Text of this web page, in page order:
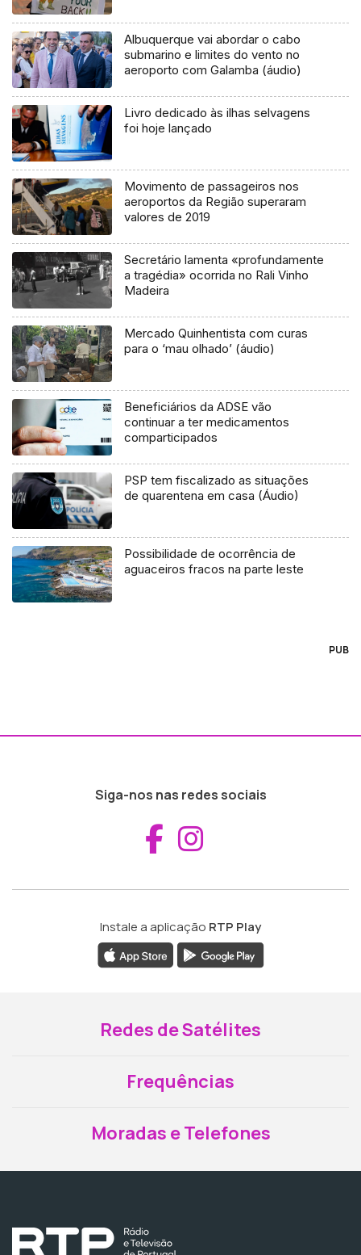
Albuquerque vai abordar o cabo
submarino e limites do vento no
aeroporto com Galamba (áudio)
Livro dedicado às ilhas selvagens
foi hoje lançado
Movimento de passageiros nos
aeroportos da Região superaram
valores de 2019
Secretário lamenta «profundamente
a tragédia» ocorrida no Rali Vinho
Madeira
Mercado Quinhentista com curas
para o ‘mau olhado’ (áudio)
Beneficiários da ADSE vão
continuar a ter medicamentos
comparticipados
PSP tem fiscalizado as situações
de quarentena em casa (Áudio)
Possibilidade de ocorrência de
aguaceiros fracos na parte leste
PUB
Siga-nos nas redes sociais
Aceder ao
Instale a aplicação RTP Play
Redes de Satélites
Frequências
Moradas e Telefones